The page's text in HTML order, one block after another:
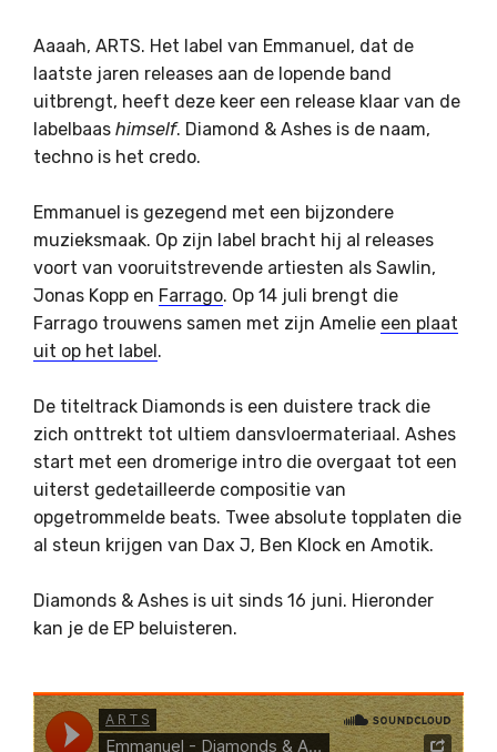
Aaaah, ARTS. Het label van Emmanuel, dat de
laatste jaren releases aan de lopende band
uitbrengt, heeft deze keer een release klaar van de
labelbaas himself. Diamond & Ashes is de naam,
techno is het credo.
Emmanuel is gezegend met een bijzondere
muzieksmaak. Op zijn label bracht hij al releases
voort van vooruitstrevende artiesten als Sawlin,
Jonas Kopp en Farrago. Op 14 juli brengt die
Farrago trouwens samen met zijn Amelie een plaat
uit op het label.
De titeltrack Diamonds is een duistere track die
zich onttrekt tot ultiem dansvloermateriaal. Ashes
start met een dromerige intro die overgaat tot een
uiterst gedetailleerde compositie van
opgetrommelde beats. Twee absolute topplaten die
al steun krijgen van Dax J, Ben Klock en Amotik.
Diamonds & Ashes is uit sinds 16 juni. Hieronder
kan je de EP beluisteren.